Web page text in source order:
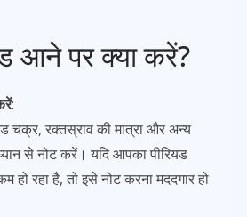
आने पर क्या करें?
:
चक्र, रक्तस्राव की मात्रा और अन्य
से नोट करें। यदि आपका पीरियड
हो रहा है, तो इसे नोट करना मददगार हो